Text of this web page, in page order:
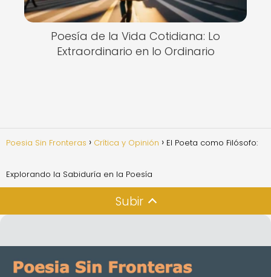
Poesía de la Vida Cotidiana: Lo
Extraordinario en lo Ordinario
Poesia Sin Fronteras Crítica y Opinión El Poeta como Filósofo:
Explorando la Sabiduría en la Poesía
Subir